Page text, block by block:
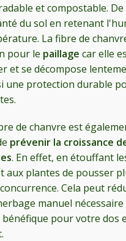
et compostable. De
du sol en retenant
La fibre de
pour le paillage car elle
et se décompose
une protection durable
de chanvre est
prévenir la croissance
. En effet, en étouffant
aux plantes de pousser
Cela peut
manuel
bénéfique pour votre dos